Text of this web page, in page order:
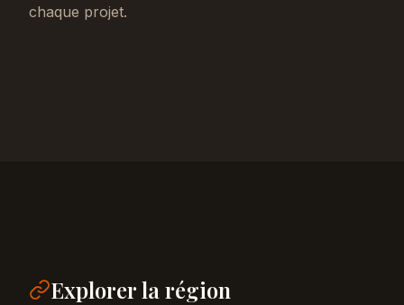
chaque projet.
Explorer la région